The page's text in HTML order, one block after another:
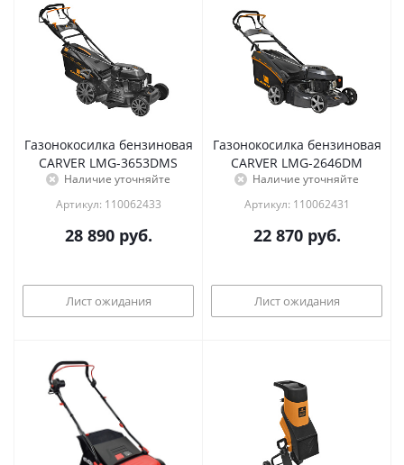
Газонокосилка бензиновая
CARVER LMG-3653DMS
Наличие уточняйте
Артикул: 110062433
28 890руб.
Лист ожидания
Газонокосилка бензиновая
CARVER LMG-2646DM
Наличие уточняйте
Артикул: 110062431
22 870руб.
Лист ожидания